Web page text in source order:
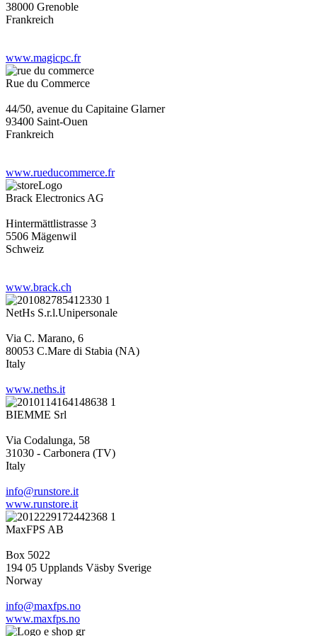
38000 Grenoble
Frankreich
www.magicpc.fr
Rue du Commerce
44/50, avenue du Capitaine Glarner
93400 Saint-Ouen
Frankreich
www.rueducommerce.fr
Brack Electronics AG
Hintermättlistrasse 3
5506 Mägenwil
Schweiz
www.brack.ch
NetHs S.r.l.Unipersonale
Via C. Marano, 6
80053 C.Mare di Stabia (NA)
Italy
www.neths.it
BIEMME Srl
Via Codalunga, 58
31030 - Carbonera (TV)
Italy
info@runstore.it
www.runstore.it
MaxFPS AB
Box 5022
194 05 Upplands Väsby Sverige
Norway
info@maxfps.no
www.maxfps.no